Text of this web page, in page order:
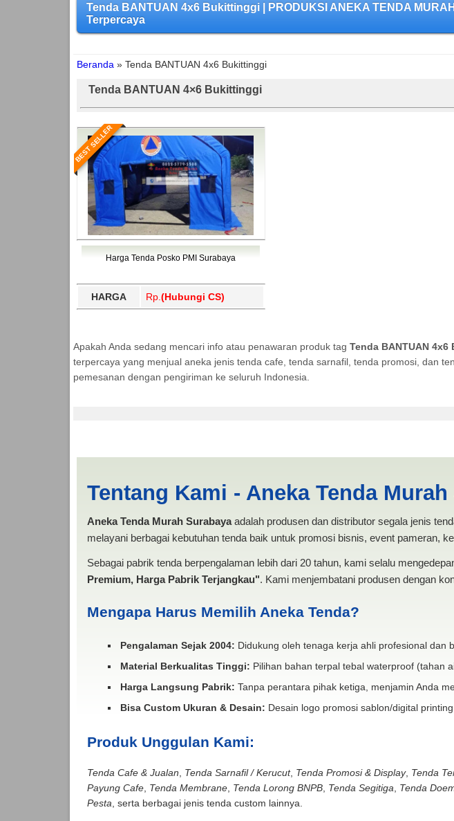
Tenda BANTUAN 4x6 Bukittinggi | PRODUKSI ANEKA TENDA
Terpercaya
Beranda » Tenda BANTUAN 4x6 Bukittinggi
Tenda BANTUAN 4×6 Bukittinggi
BEST SELLER
Harga Tenda Posko PMI Surabaya
HARGA Rp. (Hubungi CS)
Apakah Anda sedang mencari info atau penawaran produk tag Tenda BANTUAN
terpercaya yang menjual aneka jenis tenda cafe, tenda sarnafil, tenda promosi, dan
pemesanan dengan pengiriman ke seluruh Indonesia.
Tentang Kami - Aneka Tenda
Aneka Tenda Murah Surabayaadalah produsen dan distributor segala jenis
melayani berbagai kebutuhan tenda baik untuk promosi bisnis, event pameran,
Sebagai pabrik tenda berpengalaman lebih dari 20 tahun, kami selalu
Premium, Harga Pabrik Terjangkau". Kami menjembatani produsen dengan
Mengapa Harus Memilih Aneka Tenda?
Pengalaman Sejak 2004: Didukung oleh tenaga kerja ahli profesional dan
Material Berkualitas Tinggi: Pilihan bahan terpal tebal waterproof (tahan
Harga Langsung Pabrik: Tanpa perantara pihak ketiga, menjamin Anda
Bisa Custom Ukuran & Desain: Desain logo promosi sablon/digital
Produk Unggulan Kami:
Tenda Cafe & Jualan Tenda Sarnafil / Kerucut, Tenda Promosi & Display, Tenda
Payung Cafe, Tenda Membrane, Tenda Lorong BNPB, Tenda Segitiga Tenda
Pesta , serta berbagai jenis tenda custom lainnya.